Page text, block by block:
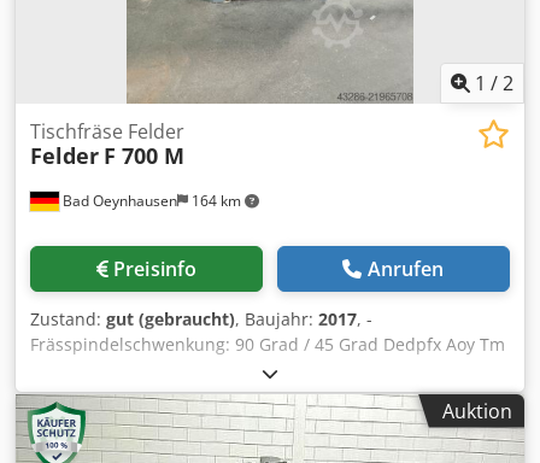
1 /2
Bad Oeynhausen 164 km
Tischfräse Felder
Felder F 700 M
Preisinfo Anrufen
Zustand: gut (gebraucht), Baujahr: 2017, -
Frässpindelschwenkung: 90 Grad / 45 Grad Dedpfx Aoy Tm
Rpjctock - Ersatzfrässpindel: inklusive
Auktion